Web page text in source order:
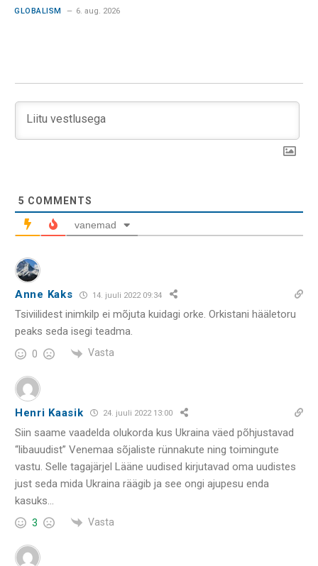
GLOBALISM 6. aug. 2026
5 COMMENTS
vanemad
Anne Kaks 14. juuli 2022 09:34
Tsiviilidest inimkilp ei mõjuta kuidagi orke. Orkistani hääletoru
peaks seda isegi teadma.
0 Vasta
Henri Kaasik 24. juuli 2022 13:00
Siin saame vaadelda olukorda kus Ukraina väed põhjustavad
“libauudist” Venemaa sõjaliste rünnakute ning toimingute
vastu. Selle tagajärjel Lääne uudised kirjutavad oma uudistes
just seda mida Ukraina räägib ja see ongi ajupesu enda
kasuks…
3 Vasta